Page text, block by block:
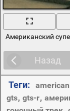
Американский
Назад
Теги:
gts, gts-r,